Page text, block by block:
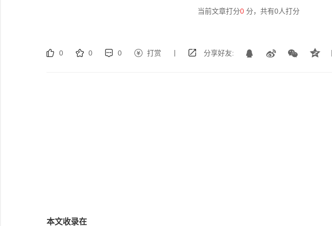
当前文章打分0 分，共有0人打分
0 0 0 打赏 | 分享好友: |
本文收录在